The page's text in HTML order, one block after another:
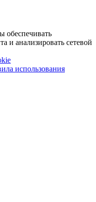
обеспечивать
и анализировать сетевой
использования